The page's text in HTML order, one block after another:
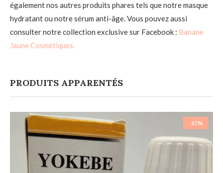
également nos autres produits phares tels que notre masque
hydratant ou notre sérum anti-âge. Vous pouvez aussi
consulter notre collection exclusive sur Facebook : Banane
Jaune Cosmétiques.
PRODUITS APPARENTÉS
-17%